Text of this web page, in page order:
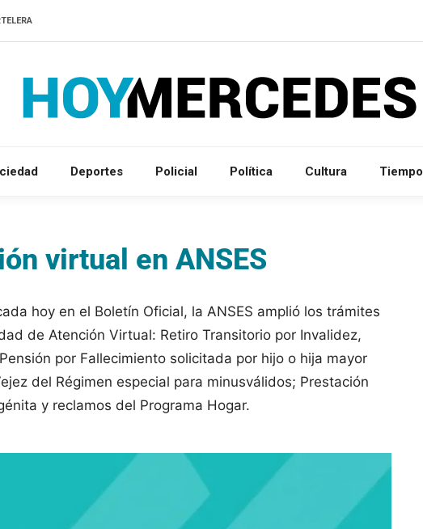
Deportes Policial Política Cultura Tiempo
virtual en ANSES
hoy en el Boletín Oficial, la ANSES amplió los trámites
de Atención Virtual: Retiro Transitorio por Invalidez,
por Fallecimiento solicitada por hijo o hija mayor
del Régimen especial para minusválidos; Prestación
y reclamos del Programa Hogar.